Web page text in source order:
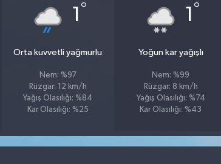
1 °
Orta kuvvetli yağmurlu
Nem: %97
Rüzgar: 12 km/h
Yağış Olasılığı: %84
Kar Olasılığı: %25
1 °
Yoğun kar yağışlı
Nem: %99
Rüzgar: 8 km/h
Yağış Olasılığı: %74
Kar Olasılığı: %43